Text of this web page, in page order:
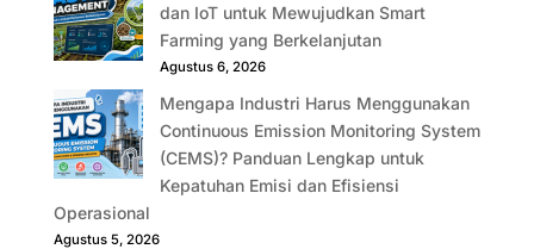
dan IoT untuk Mewujudkan Smart
Farming yang Berkelanjutan
Agustus 6, 2026
Mengapa Industri Harus Menggunakan
Continuous Emission Monitoring System
(CEMS)? Panduan Lengkap untuk
Kepatuhan Emisi dan Efisiensi
Operasional
Agustus 5, 2026